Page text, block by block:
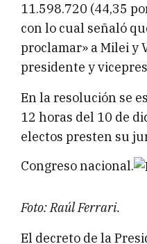
11.598.720 (44,35
con lo cual señaló
proclamar» a Milei y
presidente y
En la resolución se
12 horas del 10 de
electos presten su
Congreso nacional.
Foto: Raúl Ferrari.
El decreto de la